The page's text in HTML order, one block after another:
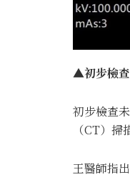
▲初步檢查
初步檢查
（CT）
王醫師指